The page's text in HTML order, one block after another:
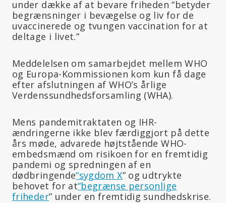
under dække af at bevare friheden “betyder
begrænsninger i bevægelse og liv for de
uvaccinerede og tvungen vaccination for at
deltage i livet.”
Meddelelsen om samarbejdet mellem WHO
og Europa-Kommissionen kom kun få dage
efter afslutningen af WHO’s årlige
Verdenssundhedsforsamling (WHA).
Mens pandemitraktaten og IHR-
ændringerne ikke blev færdiggjort på dette
års møde, advarede højtstående WHO-
embedsmænd om risikoen for en fremtidig
pandemi og spredningen af en
dødbringende“sygdom X” og udtrykte
behovet for at“begrænse personlige
friheder” under en fremtidig sundhedskrise.